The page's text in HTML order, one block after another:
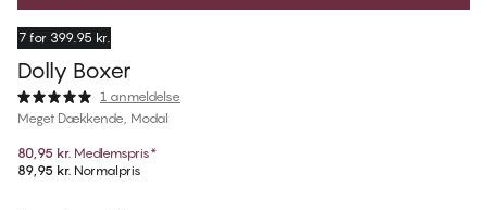
7 for 399.95 kr.
Dolly Boxer
1 anmeldelse
Meget Dækkende, Modal
80,95 kr. Medlemspris*
89,95 kr. Normalpris